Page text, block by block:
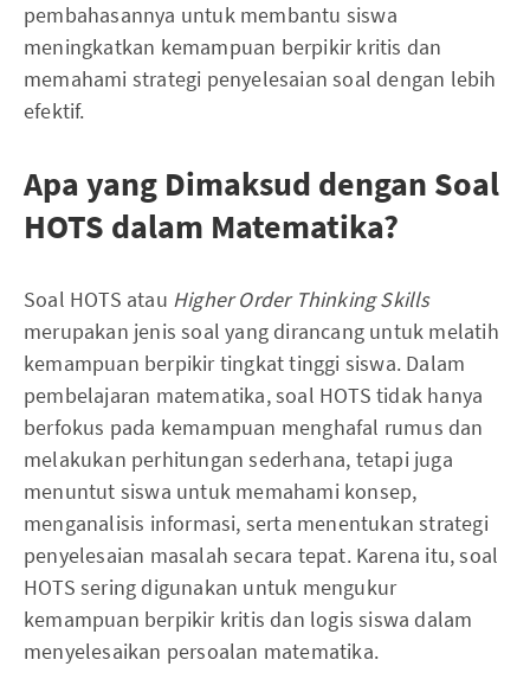
pembahasannya untuk membantu siswa
meningkatkan kemampuan berpikir kritis dan
memahami strategi penyelesaian soal dengan lebih
efektif.
Apa yang Dimaksud dengan Soal
HOTS dalam Matematika?
Soal HOTS atau Higher Order Thinking Skills
merupakan jenis soal yang dirancang untuk melatih
kemampuan berpikir tingkat tinggi siswa. Dalam
pembelajaran matematika, soal HOTS tidak hanya
berfokus pada kemampuan menghafal rumus dan
melakukan perhitungan sederhana, tetapi juga
menuntut siswa untuk memahami konsep,
menganalisis informasi, serta menentukan strategi
penyelesaian masalah secara tepat. Karena itu, soal
HOTS sering digunakan untuk mengukur
kemampuan berpikir kritis dan logis siswa dalam
menyelesaikan persoalan matematika.